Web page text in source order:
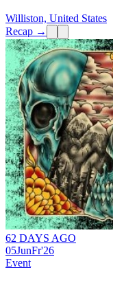
Williston, United States
Recap →
62 DAYS AGO
05JunFr'26
Event